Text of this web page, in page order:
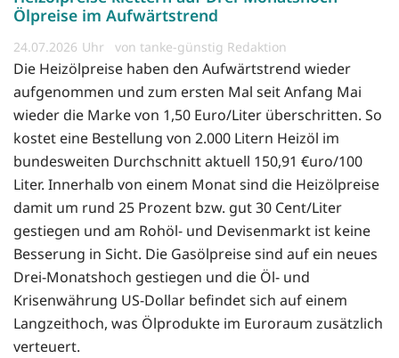
Ölpreise im Aufwärtstrend
24.07.2026 von tanke-günstig Redaktion
Die Heizölpreise haben den Aufwärtstrend wieder
aufgenommen und zum ersten Mal seit Anfang Mai
wieder die Marke von 1,50 Euro/Liter überschritten. So
kostet eine Bestellung von 2.000 Litern Heizöl im
bundesweiten Durchschnitt aktuell 150,91 €uro/100
Liter. Innerhalb von einem Monat sind die Heizölpreise
damit um rund 25 Prozent bzw. gut 30 Cent/Liter
gestiegen und am Rohöl- und Devisenmarkt ist keine
Besserung in Sicht. Die Gasölpreise sind auf ein neues
Drei-Monatshoch gestiegen und die Öl- und
Krisenwährung US-Dollar befindet sich auf einem
Langzeithoch, was Ölprodukte im Euroraum zusätzlich
verteuert.